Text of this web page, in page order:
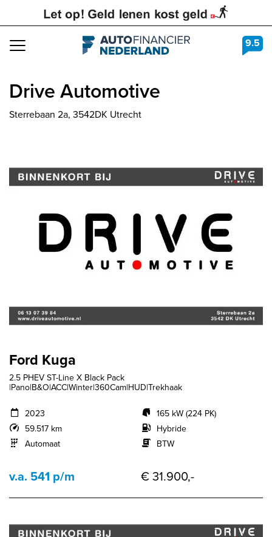
Navigation 9.5
Drive Automotive
Sterrebaan 2a, 3542DK Utrecht
Ford Kuga
2.5 PHEV ST-Line X Black Pack
|Pano|B&O|ACC|Winter|360Cam|HUD|Trekhaak
2023
59.517 km
Automaat
165 kW (224 PK)
Hybride
BTW
v.a. 541 p/m € 31.900,-